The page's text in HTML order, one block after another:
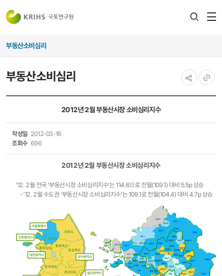
부동산소비심리
부동산소비심리
2012년 2월 부동산시장 소비심리지수
작성일 2012-03-16
조회수 696
2012년 2월 부동산시장 소비심리지수
‘12. 2월 전국 ‘부동산시장 소비심리지수’는 114.6으로 전월(109.1) 대비 5.5p 상승
- ‘12. 2월 수도권 ‘부동산시장 소비심리지수’는 109.1로 전월(104.4) 대비 4.7p 상승